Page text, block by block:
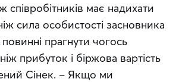
співробітників має надихати
сила особистості засновника
прагнути чогось
прибуток і біржова вартість
Сінек. – Якщо ми